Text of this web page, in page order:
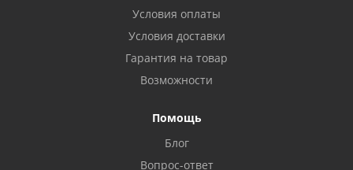
Условия оплаты
Условия доставки
Гарантия на товар
Возможности
Помощь
Блог
Вопрос-ответ